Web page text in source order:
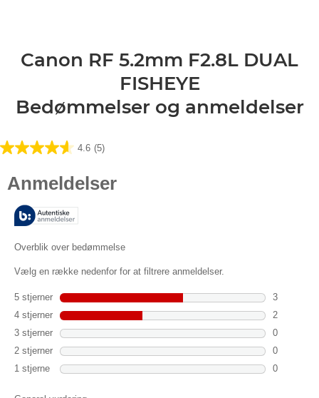
Canon RF 5.2mm F2.8L DUAL
FISHEYE
Bedømmelser og anmeldelser
4.6 (5)
4.6
af
stjerner.